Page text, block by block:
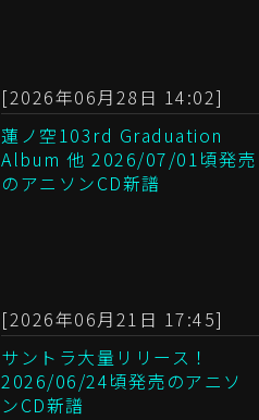
[2026年06月28日 14:02]
蓮ノ空103rd Graduation
Album 他 2026/07/01頃発売
のアニソンCD新譜
[2026年06月21日 17:45]
サントラ大量リリース！
2026/06/24頃発売のアニソ
ンCD新譜